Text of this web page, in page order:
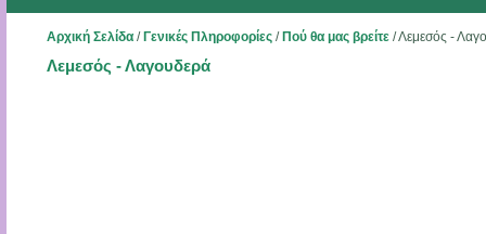
Αρχική Σελίδα/ Γενικές Πληροφορίες/ Πού θα μας βρείτε /Λεμεσός -
Λεμεσός - Λαγουδερά